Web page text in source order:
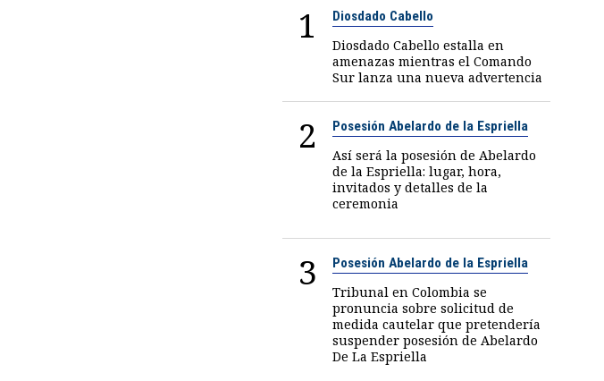
1 Diosdado Cabello
Diosdado Cabello estalla en
amenazas mientras el Comando
Sur lanza una nueva advertencia
2 Posesión Abelardo de la Espriella
Así será la posesión de Abelardo
de la Espriella: lugar, hora,
invitados y detalles de la
ceremonia
3 Posesión Abelardo de la Espriella
Tribunal en Colombia se
pronuncia sobre solicitud de
medida cautelar que pretendería
suspender posesión de Abelardo
De La Espriella